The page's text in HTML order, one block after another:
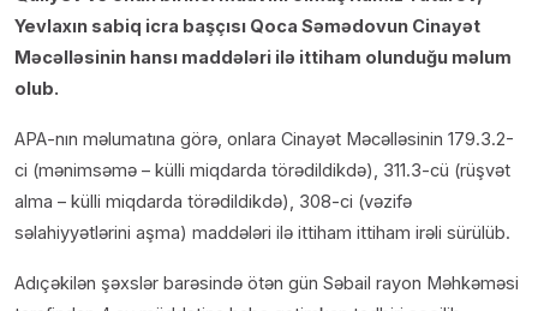
Yevlaxın sabiq icra başçısı Qoca Səmədovun Cinayət
Məcəlləsinin hansı maddələri ilə ittiham olunduğu məlum
olub.
APA-nın məlumatına görə, onlara Cinayət Məcəlləsinin 179.3.2-
ci (mənimsəmə – külli miqdarda törədildikdə), 311.3-cü (rüşvət
alma – külli miqdarda törədildikdə), 308-ci (vəzifə
səlahiyyətlərini aşma) maddələri ilə ittiham ittiham irəli sürülüb.
Adıçəkilən şəxslər barəsində ötən gün Səbail rayon Məhkəməsi